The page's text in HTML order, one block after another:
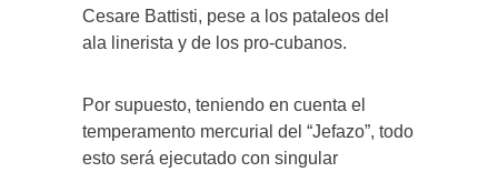
Cesare Battisti, pese a los pataleos del
ala linerista y de los pro-cubanos.
Por supuesto, teniendo en cuenta el
temperamento mercurial del “Jefazo”, todo
esto será ejecutado con singular